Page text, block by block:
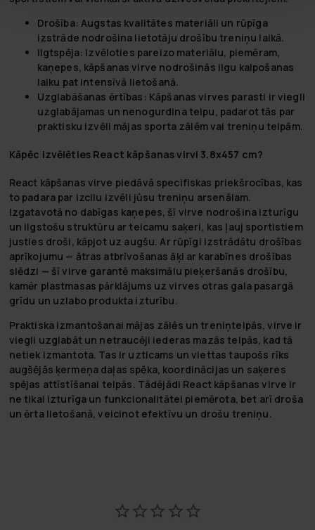
Drošība: Augstas kvalitātes materiāli un rūpīga
izstrāde nodrošina lietotāju drošību treniņu laikā.
Ilgtspēja: Izvēloties pareizo materiālu, piemēram,
kaņepes, kāpšanas virve nodrošinās ilgu kalpošanas
laiku pat intensīvā lietošanā.
Uzglabāšanas ērtības: Kāpšanas virves parasti ir viegli
uzglabājamas un nenogurdina telpu, padarot tās par
praktisku izvēli mājas sporta zālēm vai treniņu telpām.
Kāpēc izvēlēties React kāpšanas virvi 3.8x457 cm?
React kāpšanas virve piedāvā specifiskas priekšrocības, kas
to padara par izcilu izvēli jūsu treniņu arsenālam.
Izgatavotā no dabīgas kaņepes, šī virve nodrošina izturīgu
un ilgstošu struktūru ar teicamu saķeri, kas ļauj sportistiem
justies droši, kāpjot uz augšu. Ar rūpīgi izstrādātu drošības
aprīkojumu — ātras atbrīvošanas āķi ar karabīnes drošības
slēdzi — šī virve garantē maksimālu pieķeršanās drošību,
kamēr plastmasas pārklājums uz virves otras gala pasargā
grīdu un uzlabo produkta izturību.
Praktiska izmantošanai mājas zālēs un treniņtelpās, virve ir
viegli uzglabāt un netraucēji iederas mazās telpās, kad tā
netiek izmantota. Tas ir uzticams un viettas taupošs rīks
augšējās ķermeņa daļas spēka, koordinācijas un saķeres
spējas attīstīšanai telpās. Tādējādi React kāpšanas virve ir
ne tikai izturīga un funkcionalitātei piemērota, bet arī droša
un ērta lietošanā, veicinot efektīvu un drošu treniņu.